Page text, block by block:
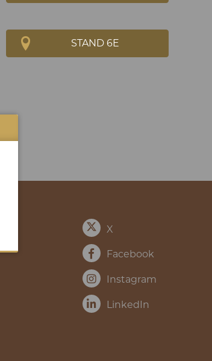
STAND 6E
X
Facebook
Instagram
LinkedIn